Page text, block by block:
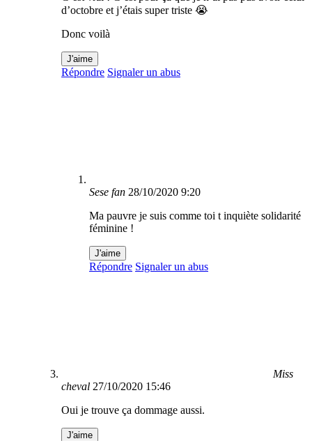
d’octobre et j’étais super triste 😭
Donc voilà
J'aime
Répondre Signaler un abus
Sese fan 28/10/2020 9:20
Ma pauvre je suis comme toi t inquiète solidarité
féminine !
J'aime
Répondre Signaler un abus
Miss
cheval 27/10/2020 15:46
Oui je trouve ça dommage aussi.
J'aime